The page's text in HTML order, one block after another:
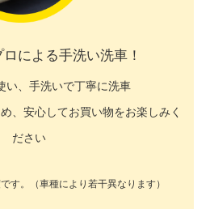
による手洗い洗車！
い、手洗いで丁寧に洗車
、安心してお買い物をお楽しみく
ださい
す。（車種により若干異なります）